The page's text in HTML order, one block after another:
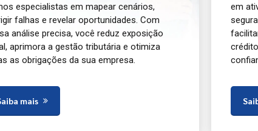
especialistas em mapear cenários,
falhas e revelar oportunidades. Com
análise precisa, você reduz exposição
aprimora a gestão tributária e otimiza
as obrigações da sua empresa.
mais
em